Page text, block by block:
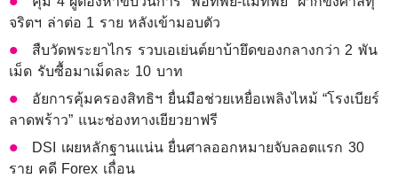
จริตฯ ล่าต่อ 1 ราย หลังเข้ามอบตัว
สืบวัดพระยาไกร รวบเอเย่นต์ยาบ้ายึดของกลางกว่า 2 พัน
เม็ด รับซื้อมาเม็ดละ 10 บาท
อัยการคุ้มครองสิทธิฯ ยื่นมือช่วยเหยื่อเพลิงไหม้ “โรงเบียร์
ลาดพร้าว” แนะช่องทางเยียวยาฟรี
DSI เผยหลักฐานแน่น ยื่นศาลออกหมายจับลอตแรก 30
ราย คดี Forex เถื่อน